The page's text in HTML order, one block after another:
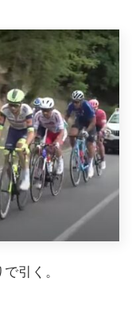
引く。